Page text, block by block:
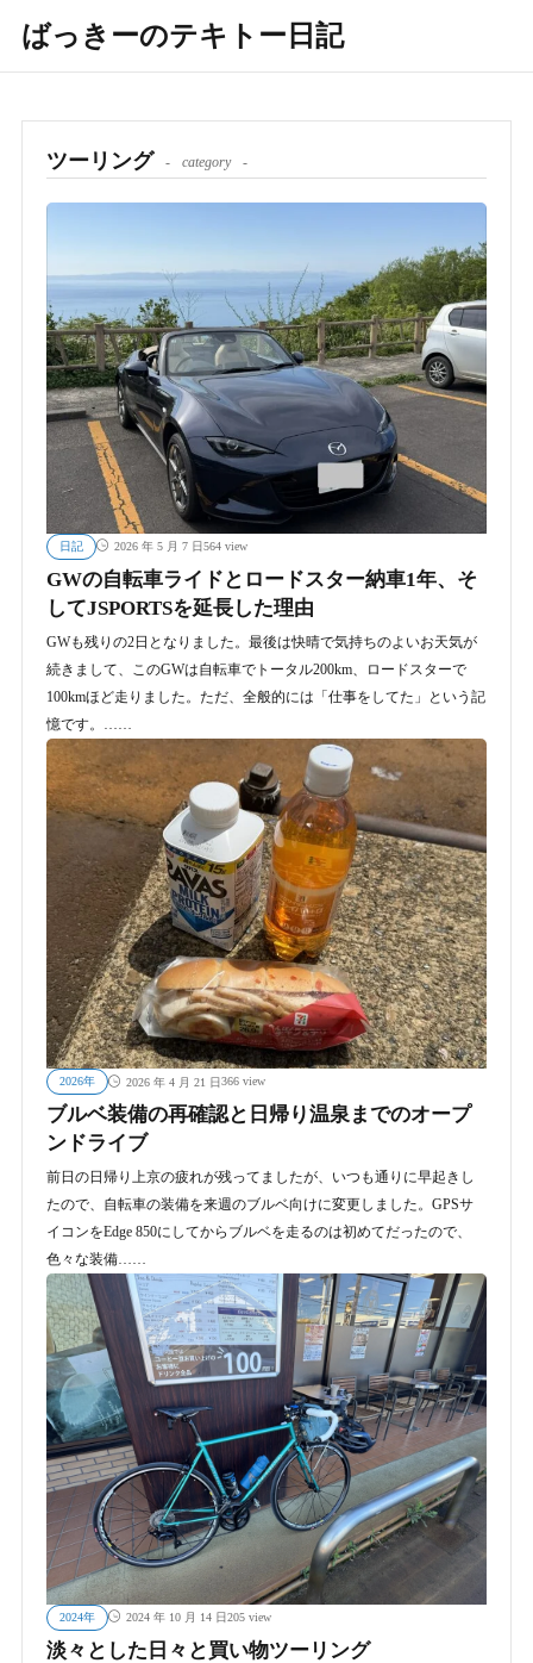
ばっきーのテキトー日記
ツーリング category
日記 2026 年 5 月 7 日564 view
GWの自転車ライドとロードスター納車1年、そ
してJSPORTSを延長した理由
GWも残りの2日となりました。最後は快晴で気持ちのよいお天気が
続きまして、このGWは自転車でトータル200km、ロードスターで
100kmほど走りました。ただ、全般的には「仕事をしてた」という記
憶です。……
2026年 2026 年 4 月 21 日366 view
ブルベ装備の再確認と日帰り温泉までのオープ
ンドライブ
前日の日帰り上京の疲れが残ってましたが、いつも通りに早起きし
たので、自転車の装備を来週のブルベ向けに変更しました。GPSサ
イコンをEdge 850にしてからブルベを走るのは初めてだったので、
色々な装備……
2024年 2024 年 10 月 14 日205 view
淡々とした日々と買い物ツーリング